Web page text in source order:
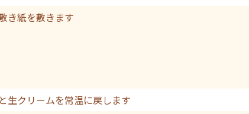
き紙を敷きます
生クリームを常温に戻します